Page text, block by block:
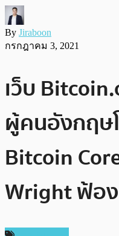
By Jiraboon
กรกฎาคม 3, 2021
เว็บ
ผู้คนอังกฤษ
Bitcoin
Wright ฟ้อง